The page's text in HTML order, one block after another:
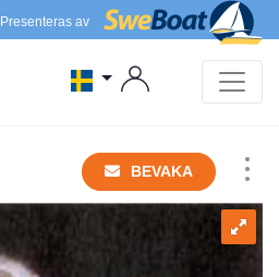
Presenteras av
BEVAKA